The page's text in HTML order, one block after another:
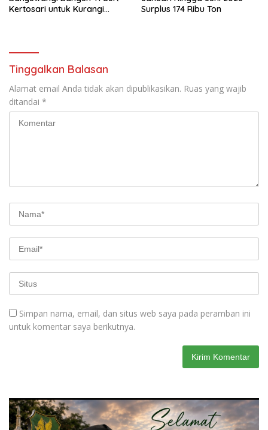
Kertosari untuk Kurangi
Surplus 174 Ribu Ton
Tinggalkan Balasan
Alamat email Anda tidak akan dipublikasikan. Ruas yang wajib
ditandai *
Simpan nama, email, dan situs web saya pada peramban ini
untuk komentar saya berikutnya.